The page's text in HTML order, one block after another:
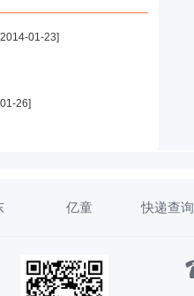
[2014-01-23]
26]
亿童 快递查询